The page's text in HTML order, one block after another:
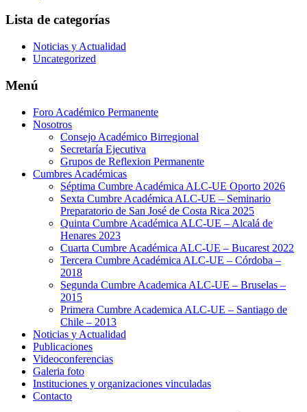
Lista de categorías
Noticias y Actualidad
Uncategorized
Menú
Foro Académico Permanente
Nosotros
Consejo Académico Birregional
Secretaría Ejecutiva
Grupos de Reflexion Permanente
Cumbres Académicas
Séptima Cumbre Académica ALC-UE Oporto 2026
Sexta Cumbre Académica ALC-UE – Seminario
Preparatorio de San José de Costa Rica 2025
Quinta Cumbre Académica ALC-UE – Alcalá de
Henares 2023
Cuarta Cumbre Académica ALC-UE – Bucarest 2022
Tercera Cumbre Académica ALC-UE – Córdoba –
2018
Segunda Cumbre Academica ALC-UE – Bruselas –
2015
Primera Cumbre Academica ALC-UE – Santiago de
Chile – 2013
Noticias y Actualidad
Publicaciones
Videoconferencias
Galeria foto
Instituciones y organizaciones vinculadas
Contacto